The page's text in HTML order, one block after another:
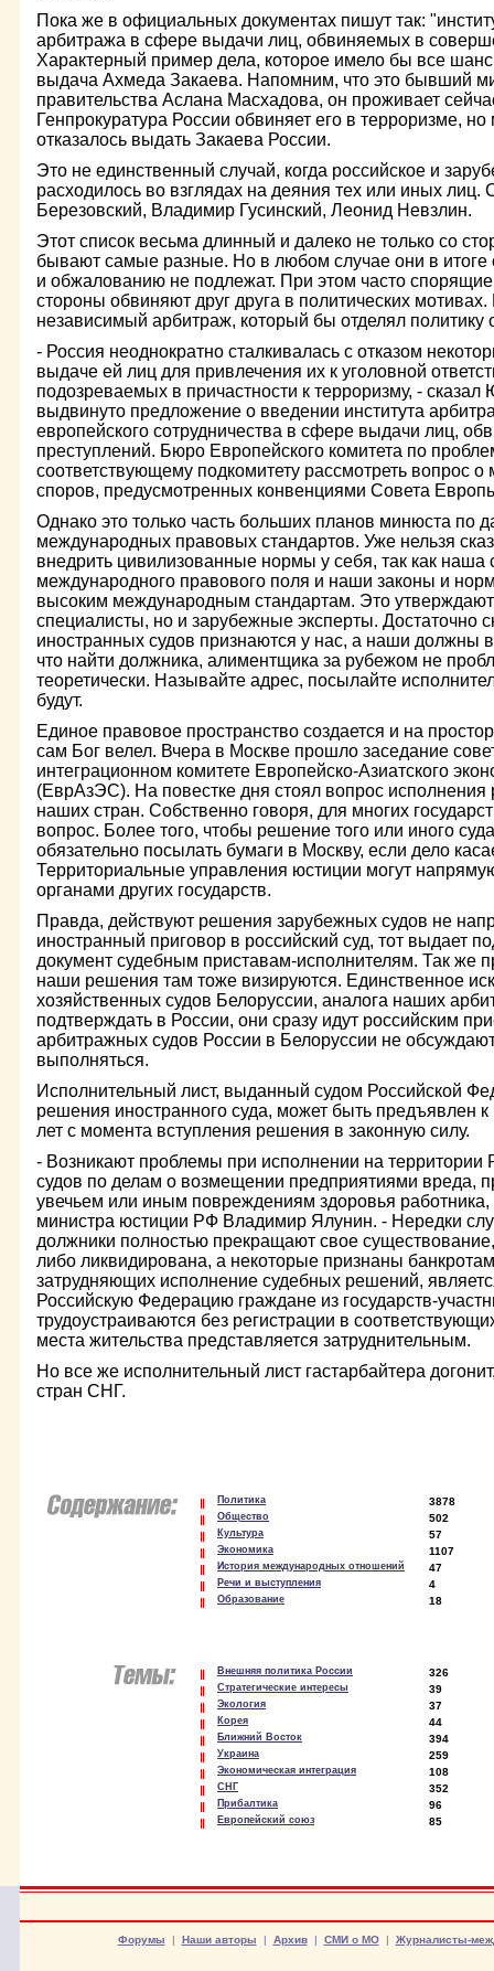
Пока же в официальных документах пишут так:
арбитража в сфере выдачи лиц, обвиняемых в
Характерный пример дела, которое имело бы все
выдача Ахмеда Закаева. Напомним, что это бывший
правительства Аслана Масхадова, он проживает
Генпрокуратура России обвиняет его в терроризме,
отказалось выдать Закаева России.
Это не единственный случай, когда российское и
расходилось во взглядах на деяния тех или иных
Березовский, Владимир Гусинский, Леонид Невзлин.
Этот список весьма длинный и далеко не только со
бывают самые разные. Но в любом случае они в итоге
и обжалованию не подлежат. При этом часто
стороны обвиняют друг друга в политических мотивах.
независимый арбитраж, который бы отделял политику
- Россия неоднократно сталкивалась с отказом
выдаче ей лиц для привлечения их к уголовной
подозреваемых в причастности к терроризму, -
выдвинуто предложение о введении института
европейского сотрудничества в сфере выдачи лиц,
преступлений. Бюро Европейского комитета по
соответствующему подкомитету рассмотреть вопрос
споров, предусмотренных конвенциями Совета
Однако это только часть больших планов минюста по
международных правовых стандартов. Уже нельзя
внедрить цивилизованные нормы у себя, так как наша
международного правового поля и наши законы и
высоким международным стандартам. Это
специалисты, но и зарубежные эксперты. Достаточно
иностранных судов признаются у нас, а наши должны
что найти должника, алиментщика за рубежом не
теоретически. Называйте адрес, посылайте
будут.
Единое правовое пространство создается и на
сам Бог велел. Вчера в Москве прошло заседание
интеграционном комитете Европейско-Азиатского
(ЕврАзЭС). На повестке дня стоял вопрос
наших стран. Собственно говоря, для многих
вопрос. Более того, чтобы решение того или иного
обязательно посылать бумаги в Москву, если дело
Территориальные управления юстиции могут
органами других государств.
Правда, действуют решения зарубежных судов не
иностранный приговор в российский суд, тот выдает
документ судебным приставам-исполнителям. Так же
наши решения там тоже визируются. Единственное
хозяйственных судов Белоруссии, аналога наших
подтверждать в России, они сразу идут российским
арбитражных судов России в Белоруссии не
выполняться.
Исполнительный лист, выданный судом Российской
решения иностранного суда, может быть предъявлен
лет с момента вступления решения в законную силу.
- Возникают проблемы при исполнении на
судов по делам о возмещении предприятиями вреда,
увечьем или иным повреждениям здоровья работника,
министра юстиции РФ Владимир Ялунин. - Нередки
должники полностью прекращают свое
либо ликвидирована, а некоторые признаны
затрудняющих исполнение судебных решений,
Российскую Федерацию граждане из государств-
трудоустраиваются без регистрации в
места жительства представляется затруднительным.
Но все же исполнительный лист гастарбайтера
стран СНГ.
Политика 3878
Общество 502
Культура 57
Экономика 1107
История международных отношений 47
Речи и выступления 4
Образование 18
Внешняя политика России 326
Стратегические интересы 39
Экология 37
Корея 44
Ближний Восток 394
Украина 259
Экономическая интеграция 108
СНГ 352
Прибалтика 96
Европейский союз 85
Форумы | Наши авторы | Архив| СМИ о МО| Журналисты-